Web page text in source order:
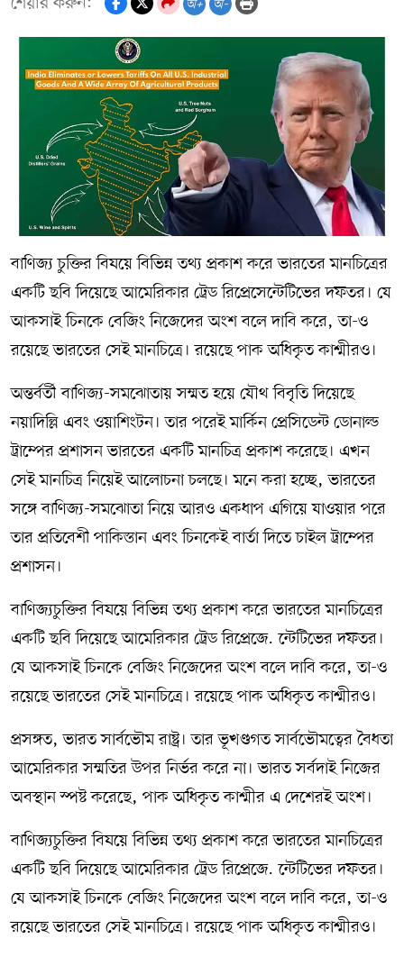
অ+ অ-
বাণিজ্য চুক্তির বিষয়ে বিভিন্ন তথ্য প্রকাশ করে ভারতের মানচিত্রের
একটি ছবি দিয়েছে আমেরিকার ট্রেড রিপ্রেসেন্টেটিভের দফতর। যে
আকসাই চিনকে বেজিং নিজেদের অংশ বলে দাবি করে, তা-ও
রয়েছে ভারতের সেই মানচিত্রে। রয়েছে পাক অধিকৃত কাশ্মীরও।
অন্তর্বর্তী বাণিজ্য-সমঝোতায় সম্মত হয়ে যৌথ বিবৃতি দিয়েছে
নয়াদিল্লি এবং ওয়াশিংটন। তার পরেই মার্কিন প্রেসিডেন্ট ডোনাল্ড
ট্রাম্পের প্রশাসন ভারতের একটি মানচিত্র প্রকাশ করেছে। এখন
সেই মানচিত্র নিয়েই আলোচনা চলছে। মনে করা হচ্ছে, ভারতের
সঙ্গে বাণিজ্য-সমঝোতা নিয়ে আরও একধাপ এগিয়ে যাওয়ার পরে
তার প্রতিবেশী পাকিস্তান এবং চিনকেই বার্তা দিতে চাইল ট্রাম্পের
প্রশাসন।
বাণিজ্যচুক্তির বিষয়ে বিভিন্ন তথ্য প্রকাশ করে ভারতের মানচিত্রের
একটি ছবি দিয়েছে আমেরিকার ট্রেড রিপ্রেজ়েন্টেটিভের দফতর।
যে আকসাই চিনকে বেজিং নিজেদের অংশ বলে দাবি করে, তা-ও
রয়েছে ভারতের সেই মানচিত্রে। রয়েছে পাক অধিকৃত কাশ্মীরও।
প্রসঙ্গত, ভারত সার্বভৌম রাষ্ট্র। তার ভূখণ্ডগত সার্বভৌমত্বের বৈধতা
আমেরিকার সম্মতির উপর নির্ভর করে না। ভারত সর্বদাই নিজের
অবস্থান স্পষ্ট করেছে, পাক অধিকৃত কাশ্মীর এ দেশেরই অংশ।
বাণিজ্যচুক্তির বিষয়ে বিভিন্ন তথ্য প্রকাশ করে ভারতের মানচিত্রের
একটি ছবি দিয়েছে আমেরিকার ট্রেড রিপ্রেজ়েন্টেটিভের দফতর।
যে আকসাই চিনকে বেজিং নিজেদের অংশ বলে দাবি করে, তা-ও
রয়েছে ভারতের সেই মানচিত্রে। রয়েছে পাক অধিকৃত কাশ্মীরও।